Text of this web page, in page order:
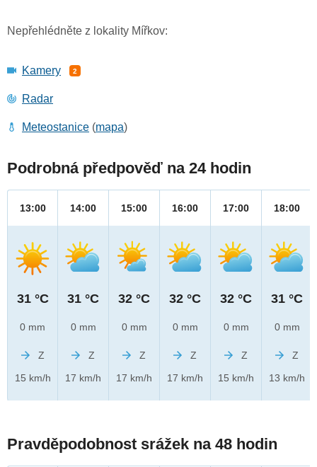
Nepřehlédněte z lokality Mířkov:
Kamery 2
Radar
Meteostanice (mapa)
Podrobná předpověď na 24 hodin
13:00
31 °C
0 mm
Z
15 km/h
14:00
31 °C
0 mm
Z
17 km/h
15:00
32 °C
0 mm
Z
17 km/h
16:00
32 °C
0 mm
Z
17 km/h
17:00
32 °C
0 mm
Z
15 km/h
18:00
31 °C
0 mm
Z
13 km/h
Pravděpodobnost srážek na 48 hodin